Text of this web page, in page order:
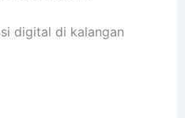
digital di kalangan